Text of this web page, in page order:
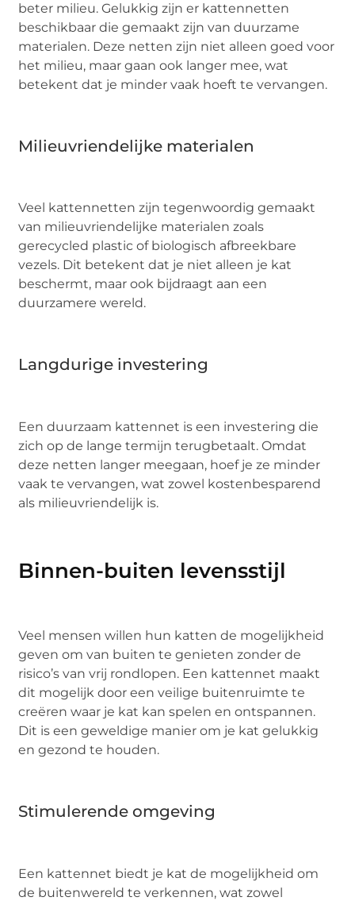
beter milieu. Gelukkig zijn er kattennetten
beschikbaar die gemaakt zijn van duurzame
materialen. Deze netten zijn niet alleen goed voor
het milieu, maar gaan ook langer mee, wat
betekent dat je minder vaak hoeft te vervangen.
Milieuvriendelijke materialen
Veel kattennetten zijn tegenwoordig gemaakt
van milieuvriendelijke materialen zoals
gerecycled plastic of biologisch afbreekbare
vezels. Dit betekent dat je niet alleen je kat
beschermt, maar ook bijdraagt aan een
duurzamere wereld.
Langdurige investering
Een duurzaam kattennet is een investering die
zich op de lange termijn terugbetaalt. Omdat
deze netten langer meegaan, hoef je ze minder
vaak te vervangen, wat zowel kostenbesparend
als milieuvriendelijk is.
Binnen-buiten levensstijl
Veel mensen willen hun katten de mogelijkheid
geven om van buiten te genieten zonder de
risico’s van vrij rondlopen. Een kattennet maakt
dit mogelijk door een veilige buitenruimte te
creëren waar je kat kan spelen en ontspannen.
Dit is een geweldige manier om je kat gelukkig
en gezond te houden.
Stimulerende omgeving
Een kattennet biedt je kat de mogelijkheid om
de buitenwereld te verkennen, wat zowel